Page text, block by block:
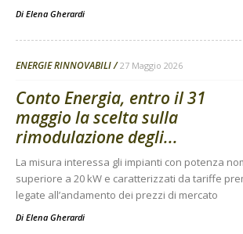
Di Elena Gherardi
ENERGIE RINNOVABILI 27 Maggio 2026
Conto Energia, entro il 31
maggio la scelta sulla
rimodulazione degli...
La misura interessa gli impianti con potenza
superiore a 20 kW e caratterizzati da tariffe
legate all’andamento dei prezzi di mercato
Di Elena Gherardi